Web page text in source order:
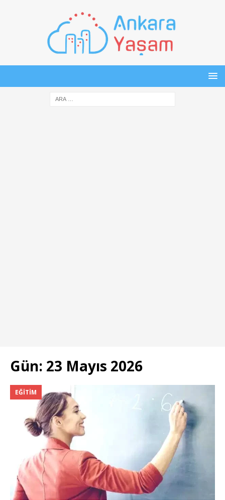
Gün: 23 Mayıs 2026
EĞITIM